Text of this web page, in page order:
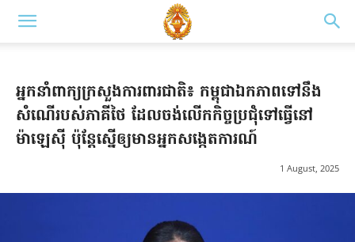
អ្នកនាំពាក្យក្រសួងការពារជាតិ៖ កម្ពុជាឯកភាពទៅនឹង
សំណើរបស់ភាគីថៃ ដែលចង់លើកកិច្ចប្រជុំទៅធ្វើនៅ
ម៉ាឡេស៊ី ប៉ុន្តែស្នើឲ្យមានអ្នកសង្កេតការណ៍
1 August, 2025